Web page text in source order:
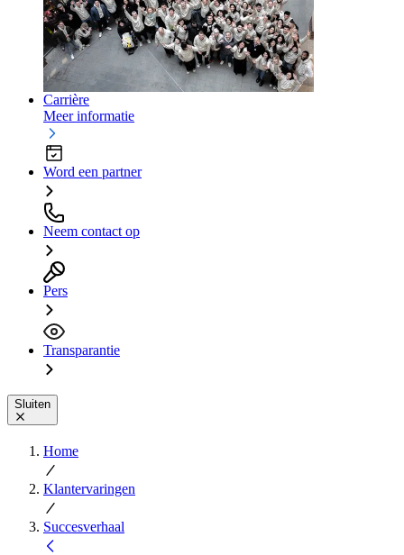
Carrière
Meer informatie
Word een partner
Neem contact op
Pers
Transparantie
Sluiten
Home
Klantervaringen
Succesverhaal